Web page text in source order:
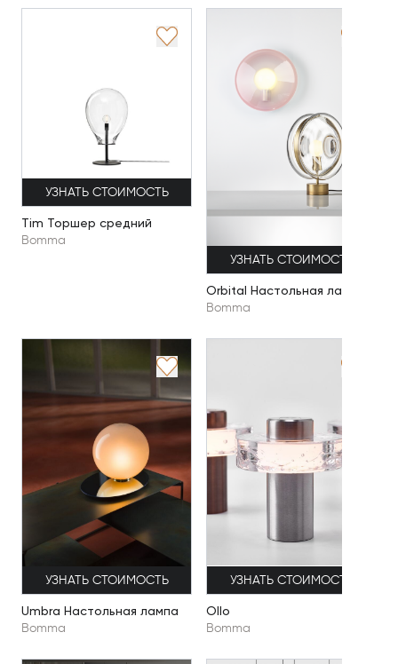
УЗНАТЬ СТОИМОСТЬ
Tim Торшер средний
Bomma
УЗНАТЬ СТОИМОСТЬ
Orbital Настольная лампа
Bomma
УЗНАТЬ СТОИМОСТЬ
Umbra Настольная лампа
Bomma
УЗНАТЬ СТОИМОСТЬ
Ollo
Bomma